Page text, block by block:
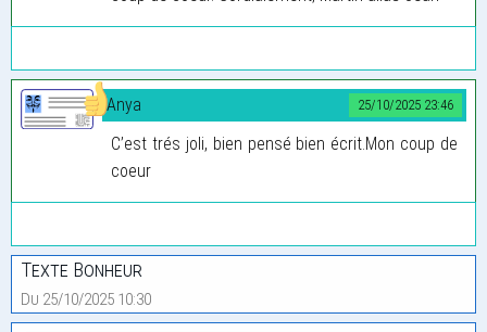
25/10/2025 23:46
Anya
C’est trés joli, bien pensé bien écrit.Mon coup de
coeur
Texte Bonheur
Du 25/10/2025 10:30